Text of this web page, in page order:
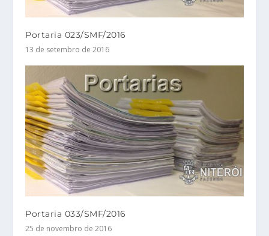
Portaria 023/SMF/2016
13 de setembro de 2016
Portaria 033/SMF/2016
25 de novembro de 2016